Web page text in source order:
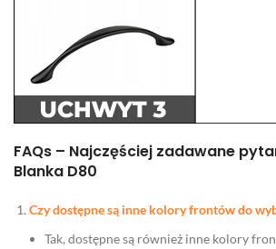
FAQs – Najczęściej zadawane
Blanka D80
Czy dostępne są inne kolory frontów do
Tak, dostępne są również inne kolory